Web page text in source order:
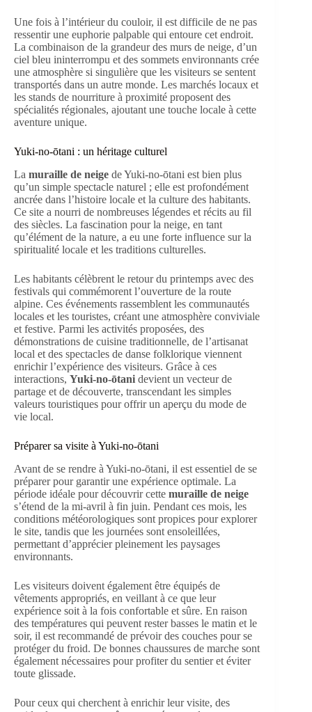
Une fois à l’intérieur du couloir, il est difficile de ne pas
ressentir une euphorie palpable qui entoure cet endroit.
La combinaison de la grandeur des murs de neige, d’un
ciel bleu ininterrompu et des sommets environnants crée
une atmosphère si singulière que les visiteurs se sentent
transportés dans un autre monde. Les marchés locaux et
les stands de nourriture à proximité proposent des
spécialités régionales, ajoutant une touche locale à cette
aventure unique.
Yuki-no-ōtani : un héritage culturel
La muraille de neige de Yuki-no-ōtani est bien plus
qu’un simple spectacle naturel ; elle est profondément
ancrée dans l’histoire locale et la culture des habitants.
Ce site a nourri de nombreuses légendes et récits au fil
des siècles. La fascination pour la neige, en tant
qu’élément de la nature, a eu une forte influence sur la
spiritualité locale et les traditions culturelles.
Les habitants célèbrent le retour du printemps avec des
festivals qui commémorent l’ouverture de la route
alpine. Ces événements rassemblent les communautés
locales et les touristes, créant une atmosphère conviviale
et festive. Parmi les activités proposées, des
démonstrations de cuisine traditionnelle, de l’artisanat
local et des spectacles de danse folklorique viennent
enrichir l’expérience des visiteurs. Grâce à ces
interactions, Yuki-no-ōtani devient un vecteur de
partage et de découverte, transcendant les simples
valeurs touristiques pour offrir un aperçu du mode de
vie local.
Préparer sa visite à Yuki-no-ōtani
Avant de se rendre à Yuki-no-ōtani, il est essentiel de se
préparer pour garantir une expérience optimale. La
période idéale pour découvrir cette muraille de neige
s’étend de la mi-avril à fin juin. Pendant ces mois, les
conditions météorologiques sont propices pour explorer
le site, tandis que les journées sont ensoleillées,
permettant d’apprécier pleinement les paysages
environnants.
Les visiteurs doivent également être équipés de
vêtements appropriés, en veillant à ce que leur
expérience soit à la fois confortable et sûre. En raison
des températures qui peuvent rester basses le matin et le
soir, il est recommandé de prévoir des couches pour se
protéger du froid. De bonnes chaussures de marche sont
également nécessaires pour profiter du sentier et éviter
toute glissade.
Pour ceux qui cherchent à enrichir leur visite, des